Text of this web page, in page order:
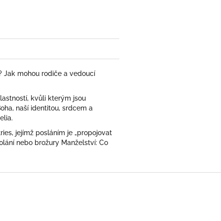
Jak mohou rodiče a vedoucí
kvůli kterým jsou
naší identitou, srdcem a
jejímž posláním je „propojovat
nebo brožury Manželství: Co